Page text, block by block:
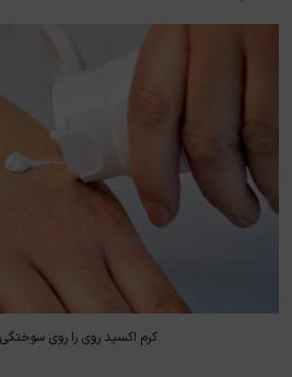
کرم اکسید روی را روی